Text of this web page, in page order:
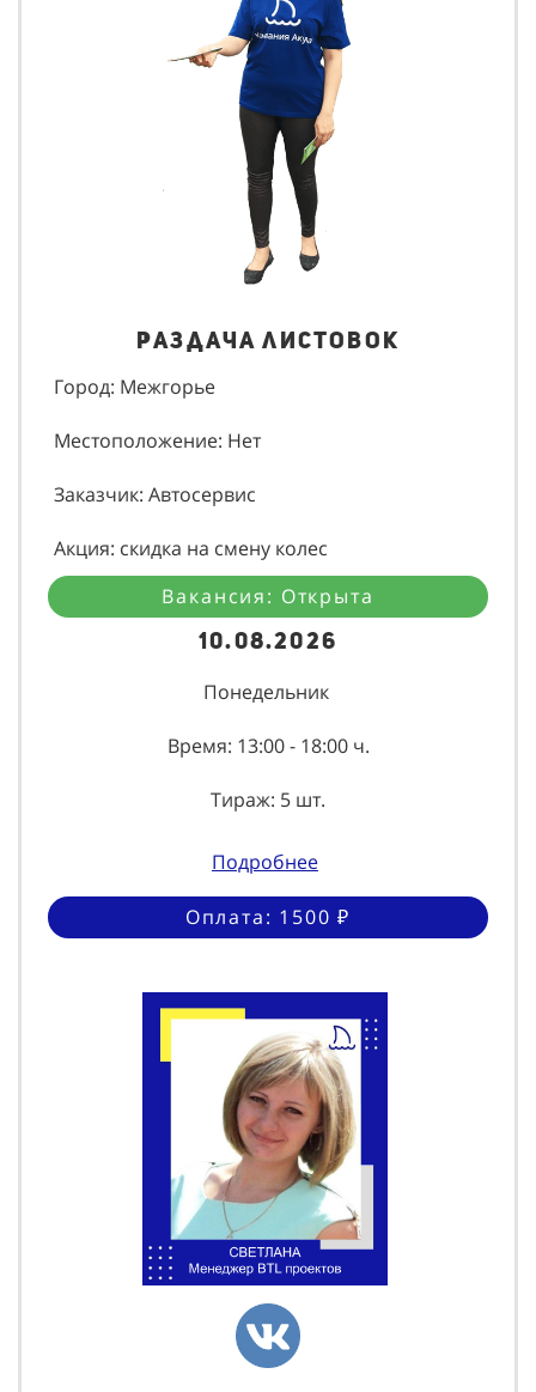
Раздача листовок
Город: Межгорье
Местоположение: Нет
Заказчик: Автосервис
Акция: скидка на смену колес
Вакансия: Открыта
10.08.2026
Понедельник
Время: 13:00 - 18:00 ч.
Тираж: 5 шт.
Подробнее
Оплата: 1500 ₽